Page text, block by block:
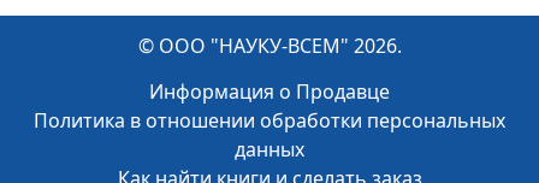
© ООО "НАУКУ-ВСЕМ" 2026.
Информация о Продавце
Политика в отношении обработки персональных
данных